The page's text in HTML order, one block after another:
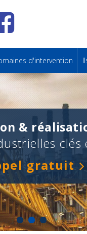
&
clés
gratuit
d'intervention